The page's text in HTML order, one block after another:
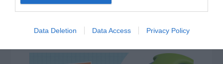
Data Deletion Data Access Privacy Policy